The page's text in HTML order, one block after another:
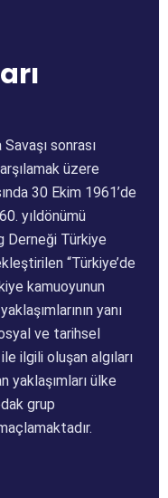
sonrası
üzere
30 Ekim 1961’de
yıldönümü
Türkiye
“Türkiye’de
kamuoyunun
yanı
ve tarihsel
ilgili oluşan algıları
yaklaşımları ülke
grup